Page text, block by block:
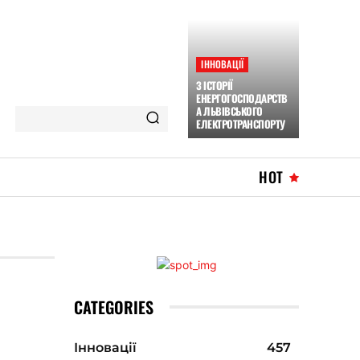
ІННОВАЦІЇ
З ІСТОРІЇ
ЕНЕРГОГОСПОДАРСТВ
А ЛЬВІВСЬКОГО
ЕЛЕКТРОТРАНСПОРТУ
HOT
CATEGORIES
Інновації 457